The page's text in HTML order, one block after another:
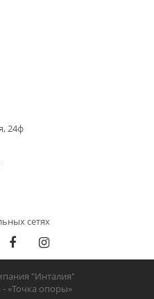
24ф
сетях
"Инталия"
-«Точка опоры»